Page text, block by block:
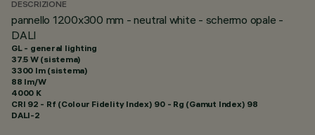
DESCRIZIONE
pannello 1200x300 mm - neutral white - schermo opale -
DALI
GL - general lighting
37.5 W (sistema)
3300 lm (sistema)
88 lm/W
4000 K
CRI 92 - Rf (Colour Fidelity Index) 90 - Rg (Gamut Index) 98
DALI-2